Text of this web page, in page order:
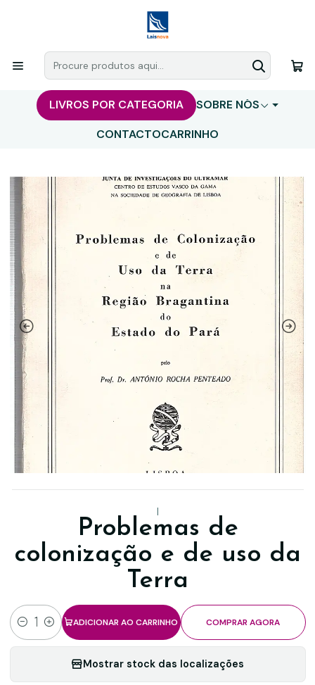
LIVROS POR CATEGORIA
SOBRE NÓS
CONTACTOCARRINHO
|
Problemas de
colonização e de uso da
Terra
Quantidade
ADICIONAR AO CARRINHO COMPRAR AGORA
Mostrar stock das localizações